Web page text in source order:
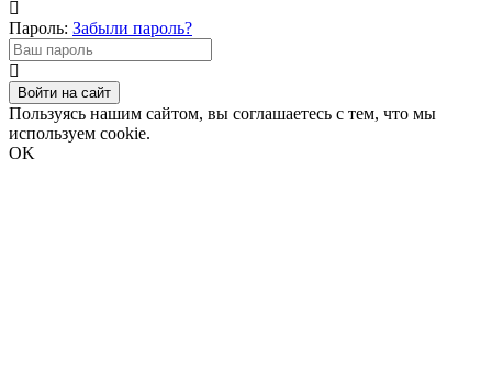
Пароль: Забыли пароль?
Войти на сайт
Пользуясь нашим сайтом, вы соглашаетесь с тем, что мы
используем cookie.
OK